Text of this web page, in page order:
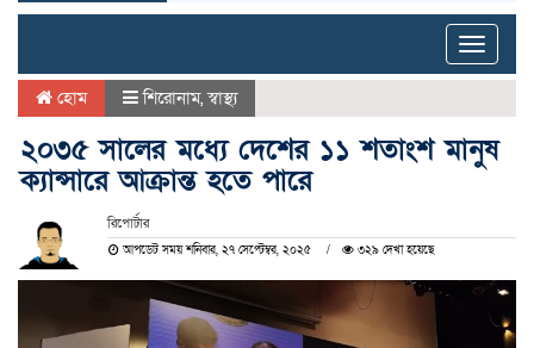
Toggle
হোম শিরোনাম,স্বাস্থ্য
২০৩৫ সালের মধ্যে দেশের ১১ শতাংশ মানুষ
ক্যান্সারে আক্রান্ত হতে পারে
রিপোর্টার
আপডেট সময় শনিবার, ২৭ সেপ্টেম্বর, ২০২৫ ৩২৯ দেখা হয়েছে